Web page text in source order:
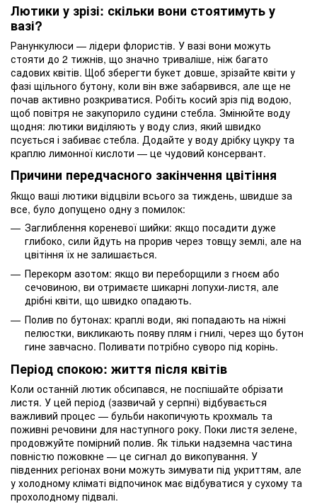
Лютики у зрізі: скільки вони стоятимуть у
вазі?
Ранункулюси — лідери флористів. У вазі вони можуть
стояти до 2 тижнів, що значно триваліше, ніж багато
садових квітів. Щоб зберегти букет довше, зрізайте квіти у
фазі щільного бутону, коли він вже забарвився, але ще не
почав активно розкриватися. Робіть косий зріз під водою,
щоб повітря не закупорило судини стебла. Змінюйте воду
щодня: лютики виділяють у воду слиз, який швидко
псується і забиває стебла. Додайте у воду дрібку цукру та
краплю лимонної кислоти — це чудовий консервант.
Причини передчасного закінчення цвітіння
Якщо ваші лютики відцвіли всього за тиждень, швидше за
все, було допущено одну з помилок:
Заглиблення кореневої шийки: якщо посадити дуже
глибоко, сили йдуть на прорив через товщу землі, але на
цвітіння їх не залишається.
Перекорм азотом: якщо ви переборщили з гноєм або
сечовиною, ви отримаєте шикарні лопухи-листя, але
дрібні квіти, що швидко опадають.
Полив по бутонах: краплі води, які попадають на ніжні
пелюстки, викликають появу плям і гнилі, через що бутон
гине завчасно. Поливати потрібно суворо під корінь.
Період спокою: життя після квітів
Коли останній лютик обсипався, не поспішайте обрізати
листя. У цей період (зазвичай у серпні) відбувається
важливий процес — бульби накопичують крохмаль та
поживні речовини для наступного року. Поки листя зелене,
продовжуйте помірний полив. Як тільки надземна частина
повністю пожовкне — це сигнал до викопування. У
південних регіонах вони можуть зимувати під укриттям, але
у холодному кліматі відпочинок має відбуватися у сухому та
прохолодному підвалі.